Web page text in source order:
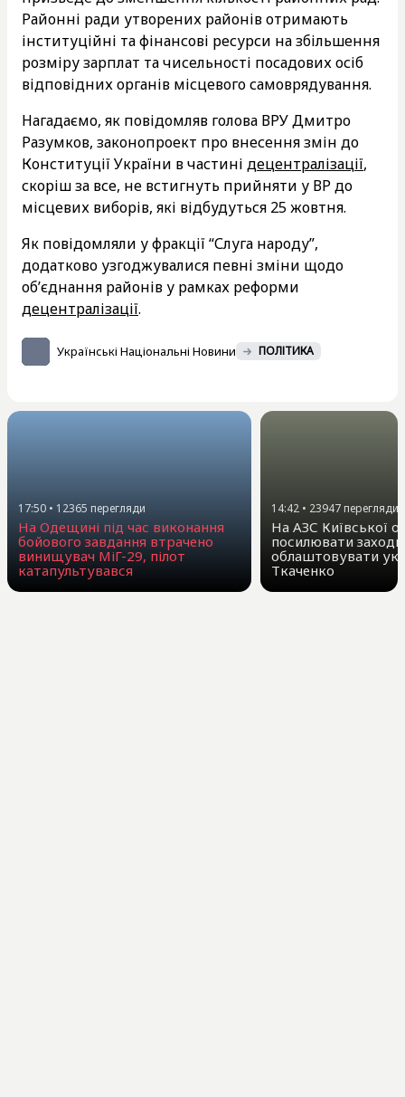
Районні ради утворених районів отримають
інституційні та фінансові ресурси на збільшення
розміру зарплат та чисельності посадових осіб
відповідних органів місцевого самоврядування.
Нагадаємо, як повідомляв голова ВРУ Дмитро
Разумков, законопроект про внесення змін до
Конституції України в частині децентралізації,
скоріш за все, не встигнуть прийняти у ВР до
місцевих виборів, які відбудуться 25 жовтня.
Як повідомляли у фракції “Слуга народу”,
додатково узгоджувалися певні зміни щодо
об’єднання районів у рамках реформи
децентралізації.
Українські Національні Новини ПОЛІТИКА
17:50 • 12365 перегляди
На Одещині під час виконання
бойового завдання втрачено
винищувач МіГ-29, пілот
катапультувався
14:42 • 23947 перегляди
На АЗС Київської
посилювати
облаштовувати
Ткаченко